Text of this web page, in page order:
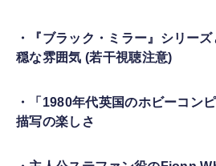
・『ブラック・ミラー』シリー
穏な雰囲気 (若干視聴注意)
・「1980年代英国のホビーコン
描写の楽しさ